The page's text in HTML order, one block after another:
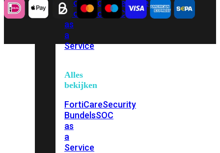
ProtectionEnterprise
ProtectionSOC
as
a
Service
Alles
bekijken
FortiCareSecurity
BundelsSOC
as
a
Service